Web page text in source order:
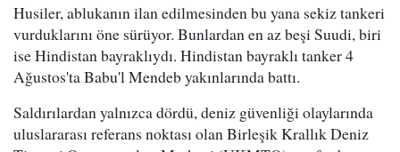
Husiler, ablukanın ilan edilmesinden bu yana sekiz tankeri
vurduklarını öne sürüyor. Bunlardan en az beşi Suudi, biri
ise Hindistan bayraklıydı. Hindistan bayraklı tanker 4
Ağustos'ta Babu'l Mendeb yakınlarında battı.
Saldırılardan yalnızca dördü, deniz güvenliği olaylarında
uluslararası referans noktası olan Birleşik Krallık Deniz